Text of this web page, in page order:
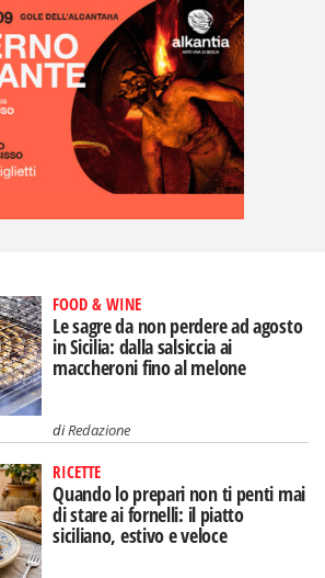
FOOD & WINE
Le sagre da non perdere ad agosto
in Sicilia: dalla salsiccia ai
maccheroni fino al melone
diRedazione
RICETTE
Quando lo prepari non ti penti mai
di stare ai fornelli: il piatto
siciliano, estivo e veloce